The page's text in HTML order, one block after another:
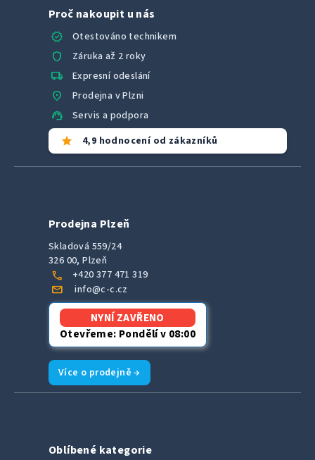
Proč nakoupit u nás
verified
Otestováno technikem
shield Záruka až 2 roky
local_shipping Expresní odeslání
location_on Prodejna v Plzni
support_agent Servis a podpora
star 4,9 hodnocení od zákazníků
Prodejna Plzeň
Skladová 559/24
326 00, Plzeň
call +420 377 471 319
mail info@c-c.cz
NYNÍ ZAVŘENO
Otevřeme: Pondělí v 08:00
Více o prodejně →
Oblíbené kategorie